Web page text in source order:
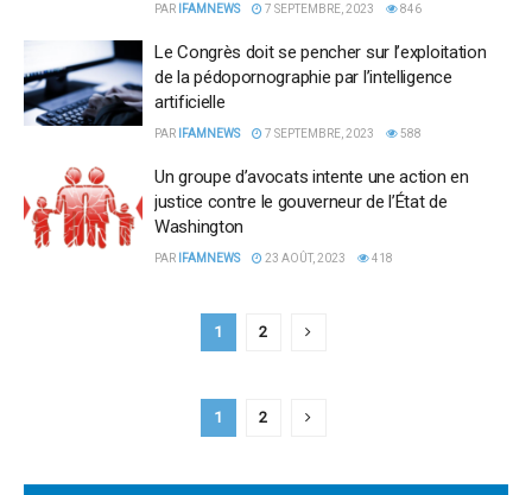
PAR IFAMNEWS 7 SEPTEMBRE, 2023 846
Le Congrès doit se pencher sur l’exploitation
de la pédopornographie par l’intelligence
artificielle
PAR IFAMNEWS 7 SEPTEMBRE, 2023 588
Un groupe d’avocats intente une action en
justice contre le gouverneur de l’État de
Washington
PAR IFAMNEWS 23 AOÛT, 2023 418
1 2
1 2